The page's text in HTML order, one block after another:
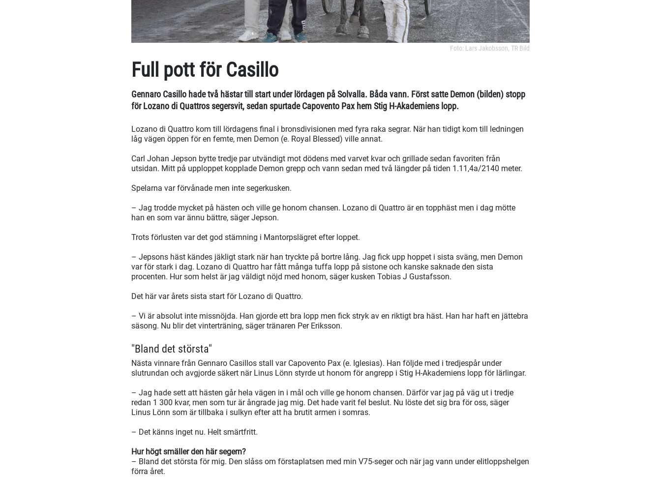
Foto: Lars Jakobsson, TR Bild
Full pott för Casillo
Gennaro Casillo hade två hästar till start under lördagen på Solvalla. Båda vann. Först satte Demon (bilden) stopp
för Lozano di Quattros segersvit, sedan spurtade Capovento Pax hem Stig H-Akademiens lopp.
Lozano di Quattro kom till lördagens final i bronsdivisionen med fyra raka segrar. När han tidigt kom till ledningen
låg vägen öppen för en femte, men Demon (e. Royal Blessed) ville annat.
Carl Johan Jepson bytte tredje par utvändigt mot dödens med varvet kvar och grillade sedan favoriten från
utsidan. Mitt på upploppet kopplade Demon grepp och vann sedan med två längder på tiden 1.11,4a/2140 meter.
Spelarna var förvånade men inte segerkusken.
– Jag trodde mycket på hästen och ville ge honom chansen. Lozano di Quattro är en topphäst men i dag mötte
han en som var ännu bättre, säger Jepson.
Trots förlusten var det god stämning i Mantorpslägret efter loppet.
– Jepsons häst kändes jäkligt stark när han tryckte på bortre lång. Jag fick upp hoppet i sista sväng, men Demon
var för stark i dag. Lozano di Quattro har fått många tuffa lopp på sistone och kanske saknade den sista
procenten. Hur som helst är jag väldigt nöjd med honom, säger kusken Tobias J Gustafsson.
Det här var årets sista start för Lozano di Quattro.
– Vi är absolut inte missnöjda. Han gjorde ett bra lopp men fick stryk av en riktigt bra häst. Han har haft en jättebra
säsong. Nu blir det vinterträning, säger tränaren Per Eriksson.
"Bland det största"
Nästa vinnare från Gennaro Casillos stall var Capovento Pax (e. Iglesias). Han följde med i tredjespår under
slutrundan och avgjorde säkert när Linus Lönn styrde ut honom för angrepp i Stig H-Akademiens lopp för lärlingar.
– Jag hade sett att hästen går hela vägen in i mål och ville ge honom chansen. Därför var jag på väg ut i tredje
redan 1 300 kvar, men som tur är ångrade jag mig. Det hade varit fel beslut. Nu löste det sig bra för oss, säger
Linus Lönn som är tillbaka i sulkyn efter att ha brutit armen i somras.
– Det känns inget nu. Helt smärtfritt.
Hur högt smäller den här segern?
– Bland det största för mig. Den slåss om förstaplatsen med min V75-seger och när jag vann under elitloppshelgen
förra året.